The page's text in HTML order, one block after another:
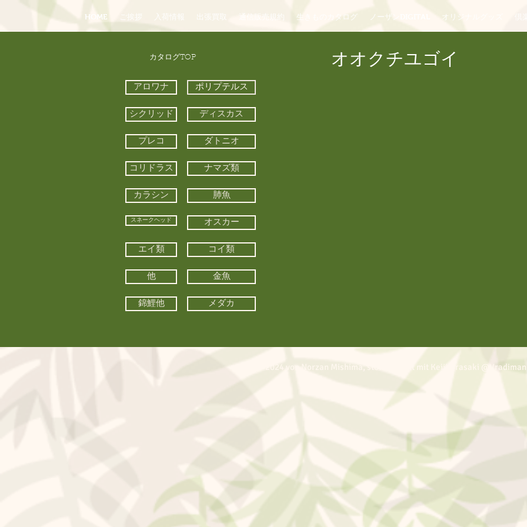
HOME ご挨拶 入荷情報 出張買取 通信販売規約 生きものカタログ ノーザンDIGITAL オリジナルグッズ
​カタログTOP
アロワナ ポリプテルス
シクリッド ディスカス
プレコ ダトニオ
コリドラス ナマズ類
カラシン 肺魚
スネークヘッド オスカー
エイ類 コイ類
他 金魚
錦鯉他 メダカ
オオクチユゴイ
© 2024 von Norzan Mishima, stolz erstellt mit Keiji Urasaki